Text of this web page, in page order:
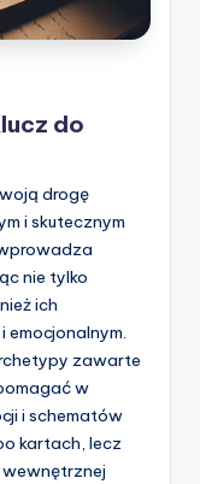
do
drogę
i skutecznym
nie tylko
ich
zawarte
w
i schematów
kartach, lecz
wewnętrznej